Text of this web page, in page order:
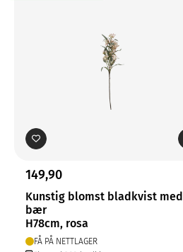
149,90
Kunstig blomst bladkvist med
bær
H78cm, rosa
FÅ PÅ NETTLAGER